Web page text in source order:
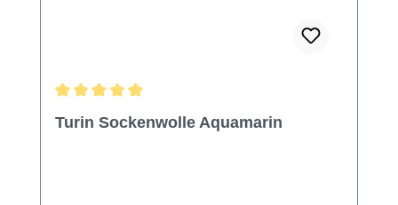
Turin Sockenwolle Aquamarin